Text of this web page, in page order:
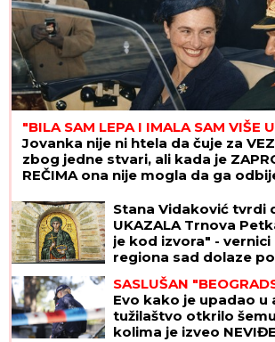
"BILA SAM LEPA I IMALA SAM VIŠE
Jovanka nije ni htela da čuje za
zbog jedne stvari, ali kada je
REČIMA ona nije mogla da ga
Stana Vidaković tvrdi
UKAZALA Trnova
je kod izvora" - vernici
regiona sad dolaze po
ČUDOTVORNU VODU
SASLUŠAN
Evo kako je upadao u
tužilaštvo otkrilo
kolima je izveo